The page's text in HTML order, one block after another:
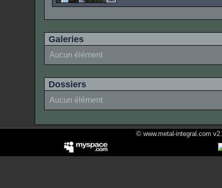
Galeries
Aucun élément
Dossiers
Aucun élément
© www.metal-integral.com